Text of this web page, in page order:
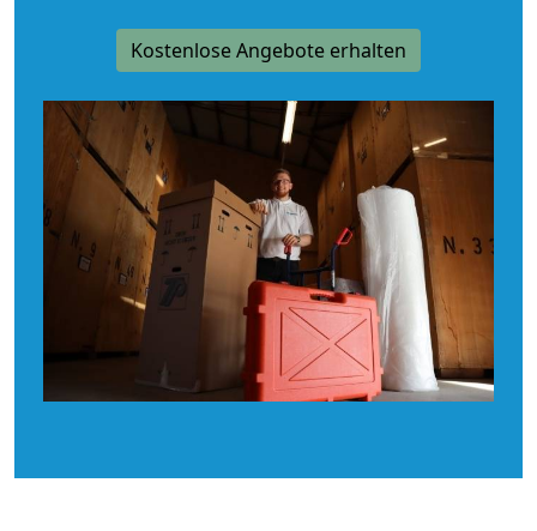
Kostenlose Angebote erhalten